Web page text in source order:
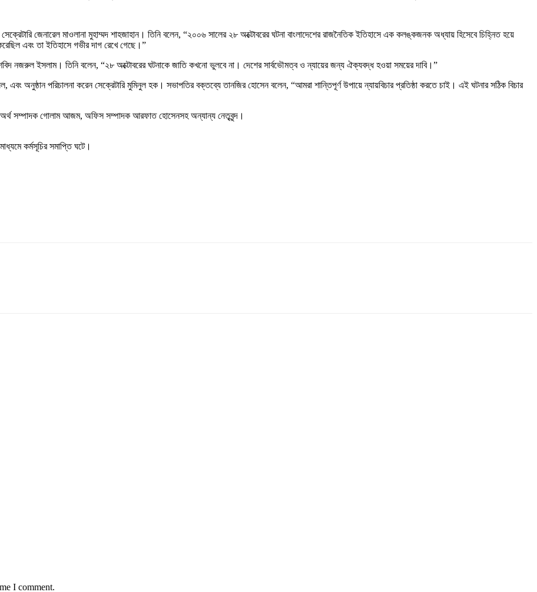
জেনারেল মাওলানা মুহাম্মদ শাহজাহান। তিনি বলেন, “২০০৬ সালের ২৮ অক্টোবরের ঘটনা বাংলাদেশের রাজনৈতিক ইতিহাসে এক কলঙ্কজনক অধ্যায় হিসেবে চিহ্নিত হয়ে
এবং তা ইতিহাসে গভীর দাগ রেখে গেছে।”
নজরুল ইসলাম। তিনি বলেন, “২৮ অক্টোবরের ঘটনাকে জাতি কখনো ভুলবে না। দেশের সার্বভৌমত্ব ও ন্যায়ের জন্য ঐক্যবদ্ধ হওয়া সময়ের দাবি।”
অনুষ্ঠান পরিচালনা করেন সেক্রেটারি মুমিনুল হক। সভাপতির বক্তব্যে তানজির হোসেন বলেন, “আমরা শান্তিপূর্ণ উপায়ে ন্যায়বিচার প্রতিষ্ঠা করতে চাই। এই ঘটনার সঠিক বিচার
সম্পাদক গোলাম আজম, অফিস সম্পাদক আরফাত হোসেনসহ অন্যান্য নেতৃবৃন্দ।
কর্মসূচির সমাপ্তি ঘটে।
I comment.